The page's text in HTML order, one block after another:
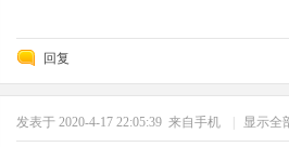
回复
发表于 2020-4-17 22:05:39 来自手机 显示全